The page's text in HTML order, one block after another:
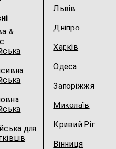
&
для
Львів
Дніпро
Харків
Одеса
Запоріжжя
Миколаїв
Кривий Ріг
Вінниця